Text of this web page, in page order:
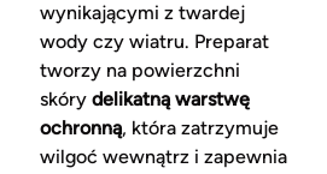
wynikającymi z twardej
wody czy wiatru. Preparat
tworzy na powierzchni
skóry delikatną warstwę
ochronną, która zatrzymuje
wilgoć wewnątrz i zapewnia